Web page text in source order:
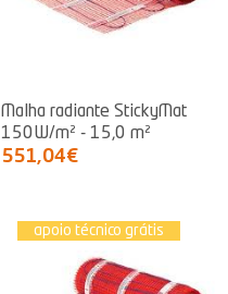
Malha radiante StickyMat
150W/m² - 15,0 m²
551,04€
apoio técnico grátis